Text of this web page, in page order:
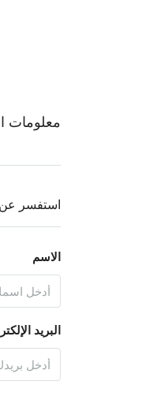
معلومات
استفسر عن
الاسم
البريد